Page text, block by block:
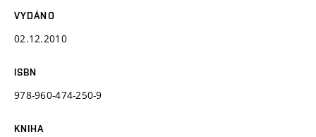
VYDÁNO
02.12.2010
ISBN
978-960-474-250-9
KNIHA